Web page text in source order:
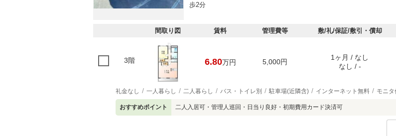
歩2分
間取り図 賃料 管理費等 敷/礼/保証/敷引・償却
3階 6.80万円 5,000円
1ヶ月 / なし
なし / -
礼金なし 一人暮らし 二人暮らし バス・トイレ別 駐車場(近隣含) インターネット無料 モニ
おすすめポイント 二人入居可・管理人巡回・日当り良好・初期費用カード決済可